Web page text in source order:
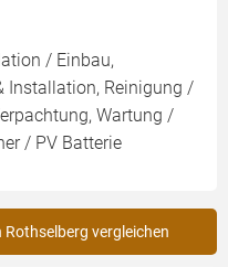
/ Einbau,
Installation, Reinigung /
Wartung /
/ PV Batterie
vergleichen